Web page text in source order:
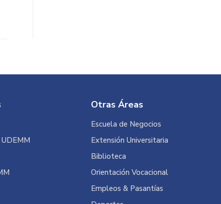
Otras Áreas
Escuela de Negocios
Extensión Universitaria
Biblioteca
Orientación Vocacional
Empleos & Pasantías